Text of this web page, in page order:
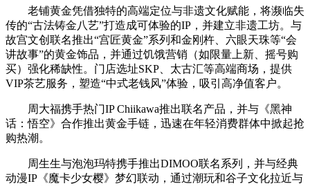
老铺黄金凭借独特的高端定位与非遗文化赋能，将濒临失
传的“古法铸金八艺”打造成可体验的IP，并建立非遗工坊。与
故宫文创联名推出“宫匠黄金”系列和金刚杵、六眼天珠等“会
讲故事”的黄金饰品，并通过饥饿营销（如限量上新、摇号购
买）强化稀缺性。门店选址SKP、太古汇等高端商场，提供
VIP茶艺服务，塑造“中式老钱风”体验，吸引高净值客户。
周大福携手热门IP Chiikawa推出联名产品，并与《黑神
话：悟空》合作推出黄金手链，迅速在年轻消费群体中掀起抢
购热潮。
周生生与泡泡玛特携手推出DIMOO联名系列，并与经典
动漫IP《魔卡少女樱》梦幻联动，通过潮玩和谷子文化拉近与